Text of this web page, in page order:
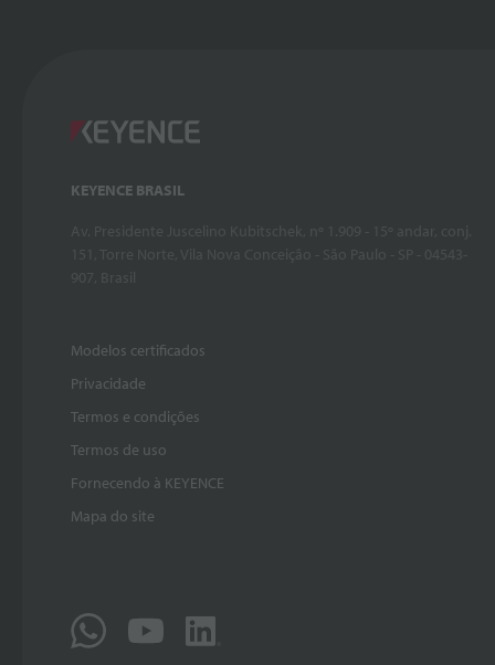
KEYENCE BRASIL
Modelos certificados
Privacidade
Termos e condições
Termos de uso
Fornecendo à KEYENCE
Mapa do site